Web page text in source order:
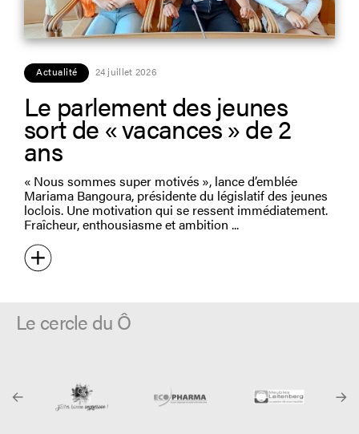
Actualité 24 juillet 2026
Le parlement des jeunes
sort de « vacances » de 2
ans
« Nous sommes super motivés », lance d’emblée
Mariama Bangoura, présidente du législatif des jeunes
loclois. Une motivation qui se ressent immédiatement.
Fraîcheur, enthousiasme et ambition
Le cercle du Ô